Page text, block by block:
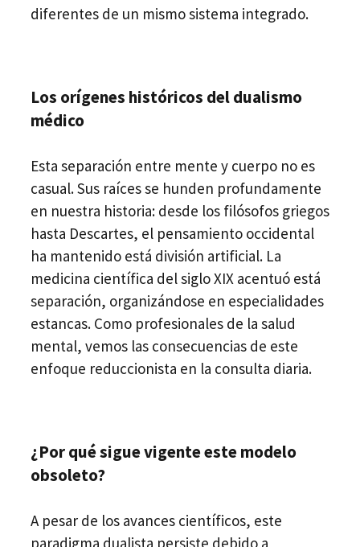
diferentes de un mismo sistema integrado.
Los orígenes históricos del dualismo
médico
Esta separación entre mente y cuerpo no es
casual. Sus raíces se hunden profundamente
en nuestra historia: desde los filósofos griegos
hasta Descartes, el pensamiento occidental
ha mantenido está división artificial. La
medicina científica del siglo XIX acentuó está
separación, organizándose en especialidades
estancas. Como profesionales de la salud
mental, vemos las consecuencias de este
enfoque reduccionista en la consulta diaria.
¿Por qué sigue vigente este modelo
obsoleto?
A pesar de los avances científicos, este
paradigma dualista persiste debido a